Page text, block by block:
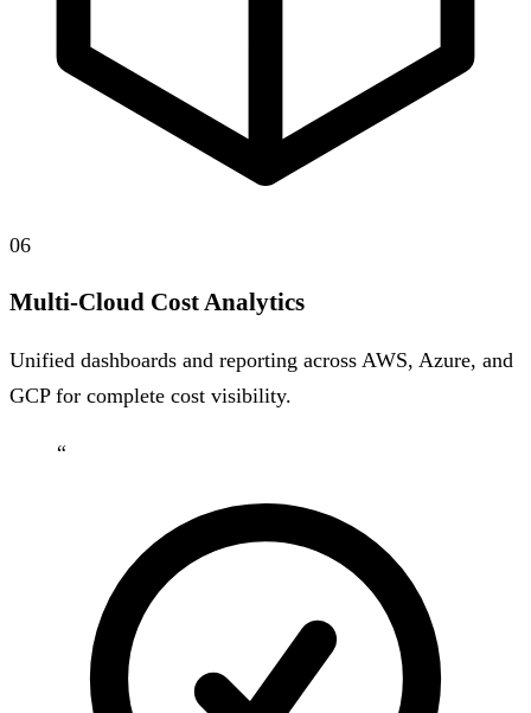
06
Multi-Cloud Cost Analytics
Unified dashboards and reporting across AWS, Azure, and
GCP for complete cost visibility.
“